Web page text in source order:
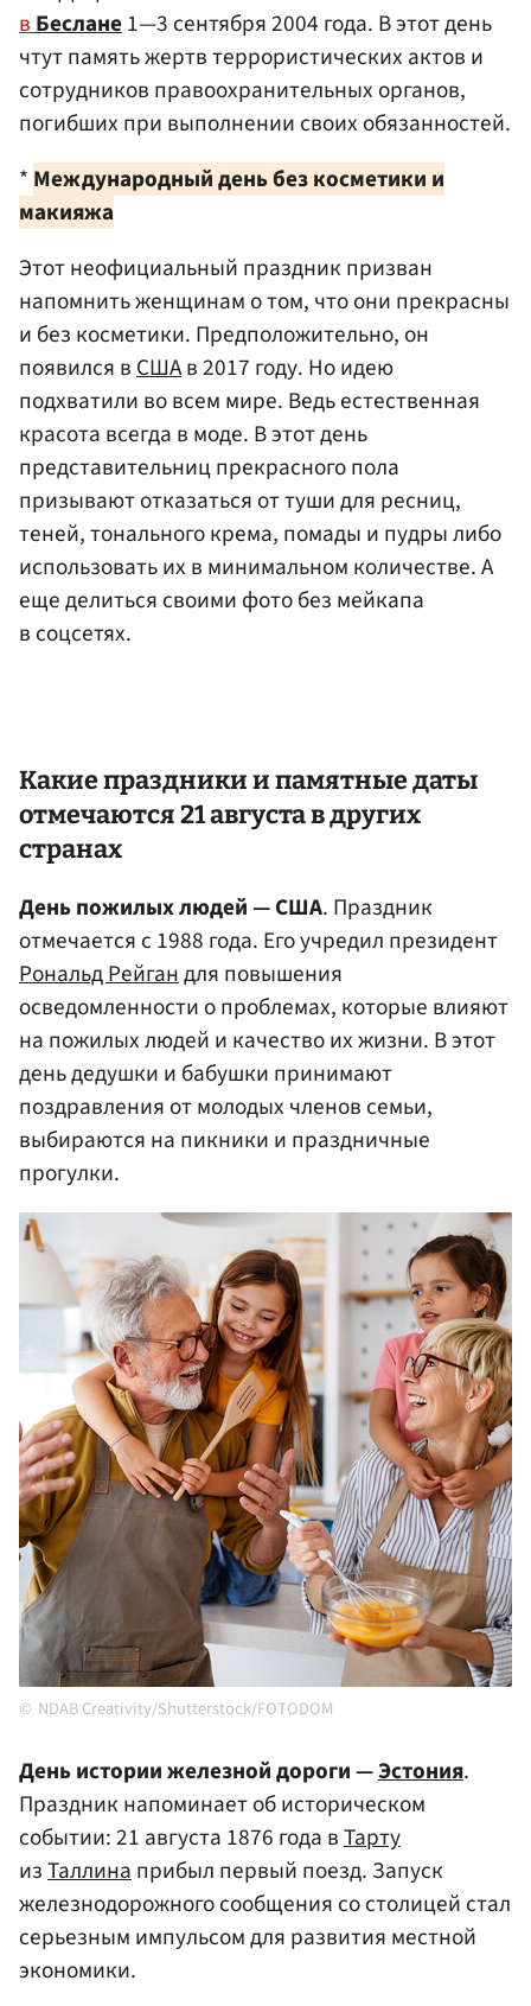
вБеслане1—3 сентября 2004 года. В этот день
чтут память жертв террористических актов и
сотрудников правоохранительных органов,
погибших при выполнении своих обязанностей.
* Международный день без косметики и
макияжа
Этот неофициальный праздник призван
напомнить женщинам о том, что они прекрасны
и без косметики. Предположительно, он
появился вСШАв 2017 году. Но идею
подхватили во всем мире. Ведь естественная
красота всегда в моде. В этот день
представительниц прекрасного пола
призывают отказаться от туши для ресниц,
теней, тонального крема, помады и пудры либо
использовать их в минимальном количестве. А
еще делиться своими фото без мейкапа
в соцсетях.
Какие праздники и памятные даты
отмечаются 21 августа в других
странах
День пожилых людей — США. Праздник
отмечается с 1988 года. Его учредил президент
Рональд Рейгандля повышения
осведомленности о проблемах, которые влияют
на пожилых людей и качество их жизни. В этот
день дедушки и бабушки принимают
поздравления от молодых членов семьи,
выбираются на пикники и праздничные
прогулки.
NDAB Creativity/Shutterstock/FOTODOM
День истории железной дороги —Эстония.
Праздник напоминает об историческом
событии: 21 августа 1876 года вТарту
изТаллинаприбыл первый поезд. Запуск
железнодорожного сообщения со столицей стал
серьезным импульсом для развития местной
экономики.